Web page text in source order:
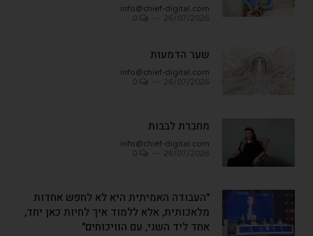
info@chief-digital.com
שער הדמעות
info@chief-digital.com
מחברת לבבות
info@chief-digital.com
"העבודה האמיתית היא לא לחפש אחדות
מלאכותית, אלא ללמוד איך לחיות כאן יחד,
אחד ליד השני, עם הוויכוחים"